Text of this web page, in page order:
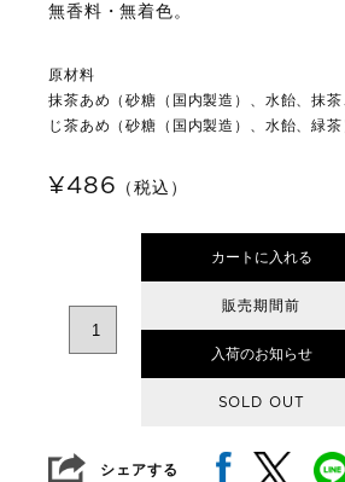
無香料・無着色。
原材料
抹茶あめ（砂糖（国内製造）、水飴、抹茶
じ茶あめ（砂糖（国内製造）、水飴、緑茶
¥486 （税込）
カートに入れる
販売期間前
入荷のお知らせ
SOLD OUT
シェアする